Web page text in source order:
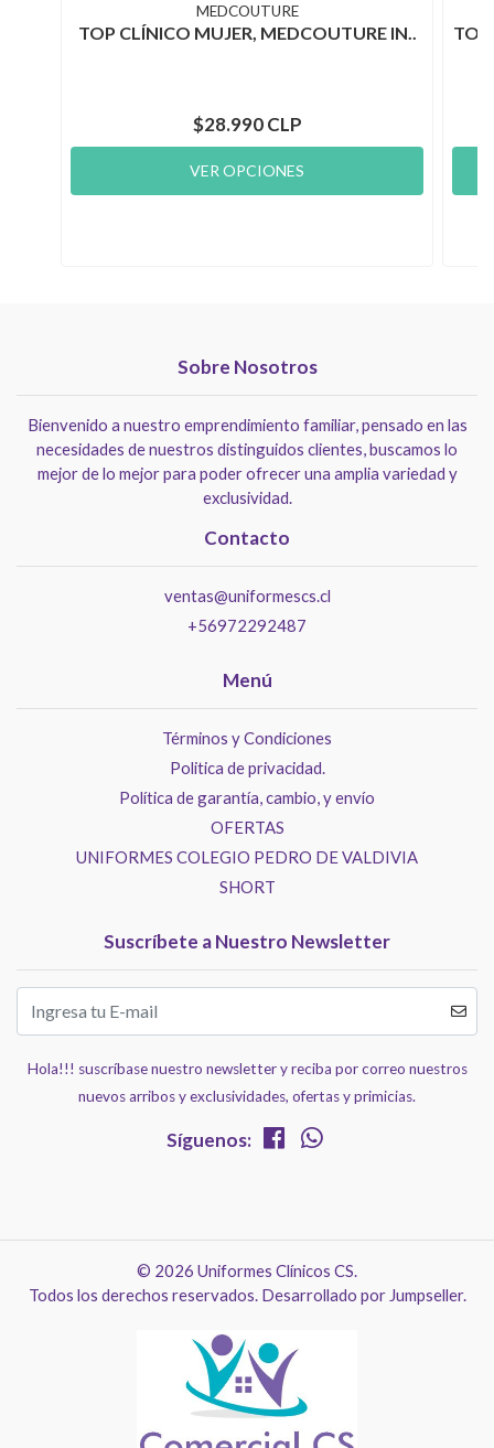
MEDCOUTURE
TOP CLÍNICO MUJER, MEDCOUTURE IN..
$28.990 CLP
VER OPCIONES
TOP
Sobre Nosotros
Bienvenido a nuestro emprendimiento familiar, pensado en las
necesidades de nuestros distinguidos clientes, buscamos lo
mejor de lo mejor para poder ofrecer una amplia variedad y
exclusividad.
Contacto
ventas@uniformescs.cl
+56972292487
Menú
Términos y Condiciones
Politica de privacidad.
Política de garantía, cambio, y envío
OFERTAS
UNIFORMES COLEGIO PEDRO DE VALDIVIA
SHORT
Suscríbete a Nuestro Newsletter
Hola!!! suscríbase nuestro newsletter y reciba por correo nuestros
nuevos arribos y exclusividades, ofertas y primicias.
Síguenos:
© 2026 Uniformes Clínicos CS.
Todos los derechos reservados. Desarrollado por Jumpseller.